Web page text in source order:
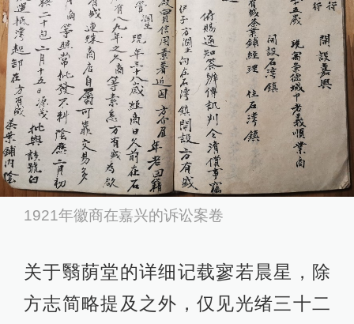
1921年徽商在嘉兴的诉讼案卷
关于翳荫堂的详细记载寥若晨星，除
方志简略提及之外，仅见光绪三十二